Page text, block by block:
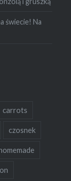
świecie! Na
carrots
czosnek